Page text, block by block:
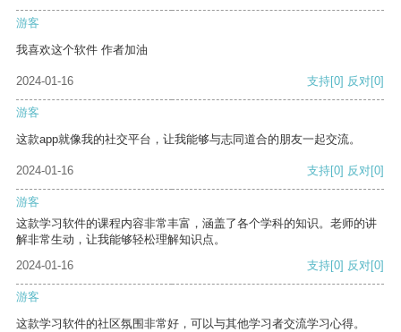
游客
我喜欢这个软件 作者加油
2024-01-16 支持[0] 反对[0]
游客
这款app就像我的社交平台，让我能够与志同道合的朋友一起交流。
2024-01-16 支持[0] 反对[0]
游客
这款学习软件的课程内容非常丰富，涵盖了各个学科的知识。老师的讲
解非常生动，让我能够轻松理解知识点。
2024-01-16
支持[0] 反对[0]
游客
这款学习软件的社区氛围非常好，可以与其他学习者交流学习心得。